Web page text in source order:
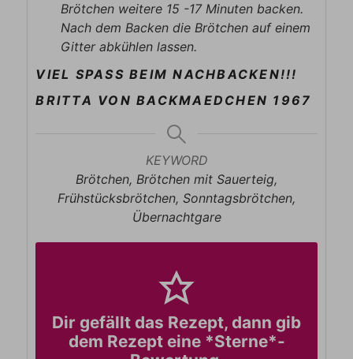
Brötchen weitere 15 -17 Minuten backen.
Nach dem Backen die Brötchen auf einem
Gitter abkühlen lassen.
VIEL SPASS BEIM NACHBACKEN!!!
BRITTA VON BACKMAEDCHEN 1967
KEYWORD
Brötchen, Brötchen mit Sauerteig,
Frühstücksbrötchen, Sonntagsbrötchen,
Übernachtgare
Dir gefällt das Rezept, dann gib
dem Rezept eine *Sterne*-